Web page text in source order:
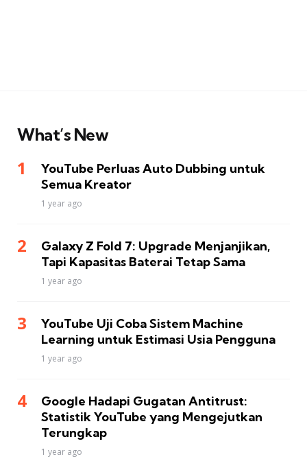
What’s New
YouTube Perluas Auto Dubbing untuk
Semua Kreator
1 year ago
Galaxy Z Fold 7: Upgrade Menjanjikan,
Tapi Kapasitas Baterai Tetap Sama
1 year ago
YouTube Uji Coba Sistem Machine
Learning untuk Estimasi Usia Pengguna
1 year ago
Google Hadapi Gugatan Antitrust:
Statistik YouTube yang Mengejutkan
Terungkap
1 year ago